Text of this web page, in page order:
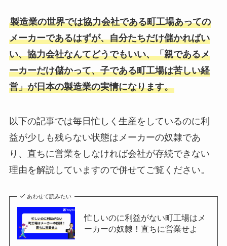
製造業の世界では協力会社である町工場あっての
メーカーであるはずが、自分たちだけ儲かればい
い、協力会社なんてどうでもいい、「親であるメ
ーカーだけ儲かって、子である町工場は苦しい経
営」が日本の製造業の実情になります。
以下の記事では毎日忙しく生産をしているのに利
益が少しも残らない状態はメーカーの奴隷であ
り、直ちに営業をしなければ会社が存続できない
理由を解説していますので併せてご覧ください。
あわせて読みたい
忙しいのに利益がない町工場はメ
ーカーの奴隷！直ちに営業せよ